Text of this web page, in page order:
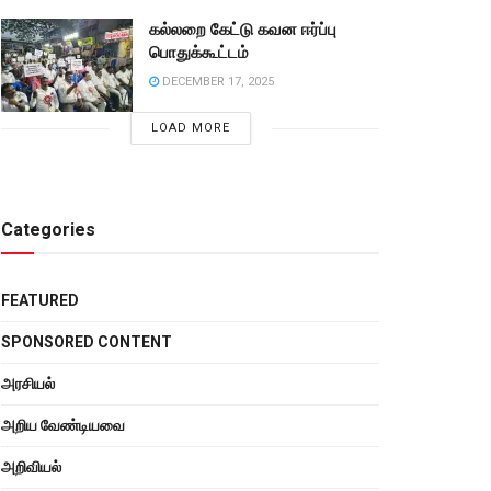
கல்லறை கேட்டு கவன ஈர்ப்பு
பொதுக்கூட்டம்
DECEMBER 17, 2025
LOAD MORE
Categories
FEATURED
SPONSORED CONTENT
அரசியல்
அறிய வேண்டியவை
அறிவியல்